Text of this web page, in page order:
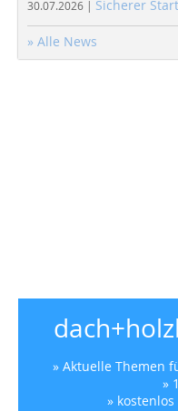
30.07.2026 | Sicherer
» Alle News
» Aktuelle Themen
»
»